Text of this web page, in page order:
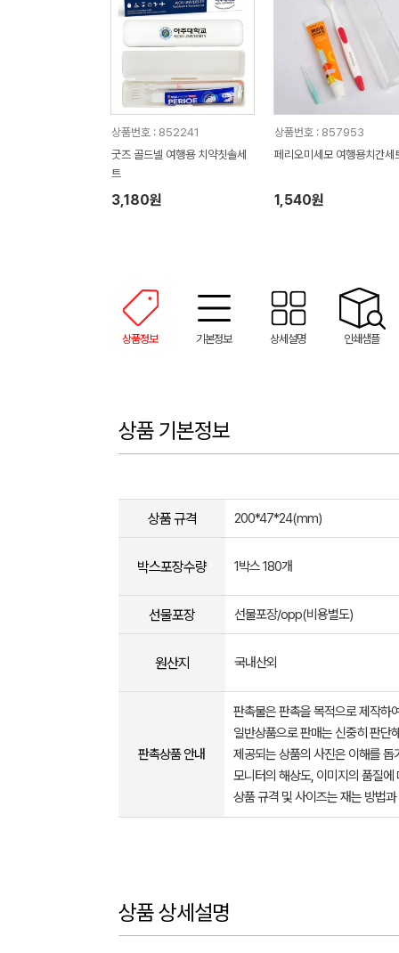
상품번호 : 852241
굿즈 골드넬 여행용 치약칫솔세
트
3,180원
상품번호 : 857953
페리오미세모 여행용치간세
1,540원
상품정보 기본정보 상세설명 인쇄샘플
상품 기본정보
상품 규격 200*47*24(mm)
박스포장수량 1박스 180개
선물포장 선물포장/opp(비용별도)
원산지 국내산외
판촉상품 안내
판촉물은 판촉을 목적으로 제작하
일반상품으로 판매는 신중히 판단
제공되는 상품의 사진은 이해를
모니터의 해상도, 이미지의 품질
상품 규격 및 사이즈는 재는 방법
상품 상세설명